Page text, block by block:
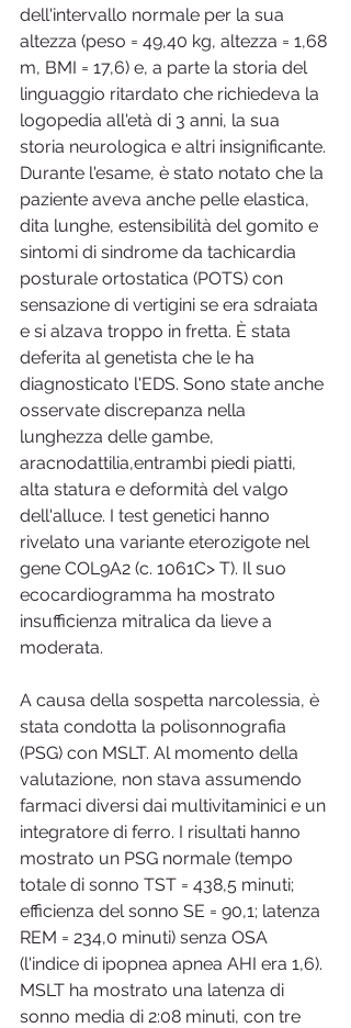
dell'intervallo normale per la sua
altezza (peso = 49,40 kg, altezza = 1,68
m, BMI = 17,6) e, a parte la storia del
linguaggio ritardato che richiedeva la
logopedia all'età di 3 anni, la sua
storia neurologica e altri insignificante.
Durante l'esame, è stato notato che la
paziente aveva anche pelle elastica,
dita lunghe, estensibilità del gomito e
sintomi di sindrome da tachicardia
posturale ortostatica (POTS) con
sensazione di vertigini se era sdraiata
e si alzava troppo in fretta. È stata
deferita al genetista che le ha
diagnosticato l'EDS. Sono state anche
osservate discrepanza nella
lunghezza delle gambe,
aracnodattilia,entrambi piedi piatti,
alta statura e deformità del valgo
dell'alluce. I test genetici hanno
rivelato una variante eterozigote nel
gene COL9A2 (c. 1061C> T). Il suo
ecocardiogramma ha mostrato
insufficienza mitralica da lieve a
moderata.
A causa della sospetta narcolessia, è
stata condotta la polisonnografia
(PSG) con MSLT. Al momento della
valutazione, non stava assumendo
farmaci diversi dai multivitaminici e un
integratore di ferro. I risultati hanno
mostrato un PSG normale (tempo
totale di sonno TST = 438,5 minuti;
efficienza del sonno SE = 90,1; latenza
REM = 234,0 minuti) senza OSA
(l'indice di ipopnea apnea AHI era 1,6).
MSLT ha mostrato una latenza di
sonno media di 2:08 minuti, con tre